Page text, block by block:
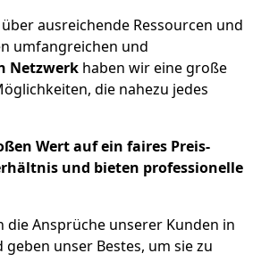
ausreichende Ressourcen und
umfangreichen und
Netzwerk haben wir eine große
die nahezu jedes
Wert auf ein faires Preis-
und bieten professionelle
die Ansprüche unserer Kunden in
unser Bestes, um sie zu